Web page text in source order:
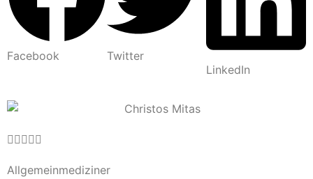
Facebook
Twitter
LinkedIn

Allgemeinmediziner